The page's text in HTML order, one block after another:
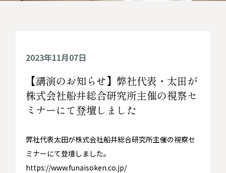
2023年11月07日
【講演のお知らせ】弊社代表・太田が
株式会社船井総合研究所主催の視察セ
ミナーにて登壇しました
弊社代表太田が株式会社船井総合研究所主催の視察セ
ミナーにて登壇しました。
https://www.funaisoken.co.jp/